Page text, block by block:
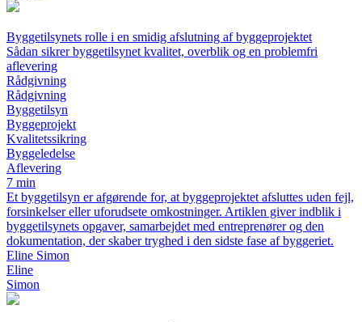
Byggetilsynets rolle i en smidig afslutning af byggeprojektet
Sådan sikrer byggetilsynet kvalitet, overblik og en problemfri
aflevering
Rådgivning
Rådgivning
Byggetilsyn
Byggeprojekt
Kvalitetssikring
Byggeledelse
Aflevering
7 min
Et byggetilsyn er afgørende for, at byggeprojektet afsluttes uden fejl,
forsinkelser eller uforudsete omkostninger. Artiklen giver indblik i
byggetilsynets opgaver, samarbejdet med entreprenører og den
dokumentation, der skaber tryghed i den sidste fase af byggeriet.
Eline Simon
Eline
Simon